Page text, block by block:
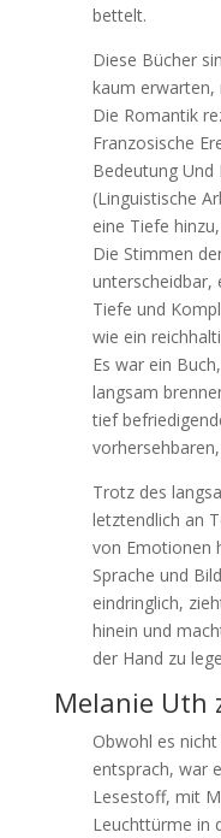
bettelt.
Diese Bücher
kaum erwarten,
Die Romantik
Franzosische
Bedeutung Und
(Linguistische
eine Tiefe
Die Stimmen
unterscheidbar,
Tiefe und
wie ein
Es war ein
langsam
tief
Trotz des
letztendlich an
von Emotionen
Sprache und
eindringlich,
hinein und
der Hand zu
Melanie Uth
Obwohl es
entsprach, war
Lesestoff, mit
Leuchttürme in